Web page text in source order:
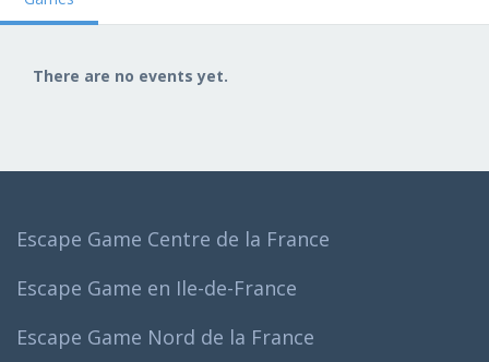
There are no events yet.
Escape Game Centre de la France
Escape Game en Ile-de-France
Escape Game Nord de la France